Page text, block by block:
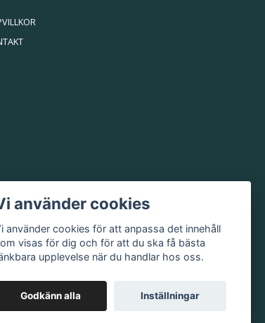
använder cookies
använder cookies för att anpassa det innehåll
visas för dig och för att du ska få bästa
upplevelse när du handlar hos oss.
Godkänn alla Inställningar